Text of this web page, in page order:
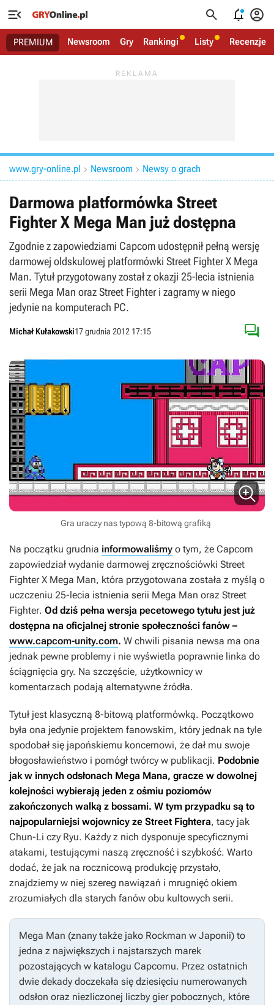
   
PREMIUM Newsroom Gry Rankingi Listy Recenzje
www.gry-online.pl  Newsroom  Newsy o grach
Darmowa platformówka Street
Fighter X Mega Man już dostępna
Zgodnie z zapowiedziami Capcom udostępnił pełną wersję
darmowej oldskulowej platformówki Street Fighter X Mega
Man. Tytuł przygotowany został z okazji 25-lecia istnienia
serii Mega Man oraz Street Fighter i zagramy w niego
jedynie na komputerach PC.
Michał Kułakowski17 grudnia 2012 17:15 
Gra uraczy nas typową 8-bitową grafiką
Na początku grudnia informowaliśmy o tym, że Capcom
zapowiedział wydanie darmowej zręcznościówki Street
Fighter X Mega Man, która przygotowana została z myślą o
uczczeniu 25-lecia istnienia serii Mega Man oraz Street
Fighter. Od dziś pełna wersja pecetowego tytułu jest już
dostępna na oficjalnej stronie społeczności fanów –
www.capcom-unity.com. W chwili pisania newsa ma ona
jednak pewne problemy i nie wyświetla poprawnie linka do
ściągnięcia gry. Na szczęście, użytkownicy w
komentarzach podają alternatywne źródła.
Tytuł jest klasyczną 8-bitową platformówką. Początkowo
była ona jedynie projektem fanowskim, który jednak na tyle
spodobał się japońskiemu koncernowi, że dał mu swoje
błogosławieństwo i pomógł twórcy w publikacji. Podobnie
jak w innych odsłonach Mega Mana, gracze w dowolnej
kolejności wybierają jeden z ośmiu poziomów
zakończonych walką z bossami. W tym przypadku są to
najpopularniejsi wojownicy ze Street Fightera, tacy jak
Chun-Li czy Ryu. Każdy z nich dysponuje specyficznymi
atakami, testującymi naszą zręczność i szybkość. Warto
dodać, że jak na rocznicową produkcję przystało,
znajdziemy w niej szereg nawiązań i mrugnięć okiem
zrozumiałych dla starych fanów obu kultowych serii.
Mega Man (znany także jako Rockman w Japonii) to
jedna z największych i najstarszych marek
pozostających w katalogu Capcomu. Przez ostatnich
dwie dekady doczekała się dziesięciu numerowanych
odsłon oraz niezliczonej liczby gier pobocznych, które